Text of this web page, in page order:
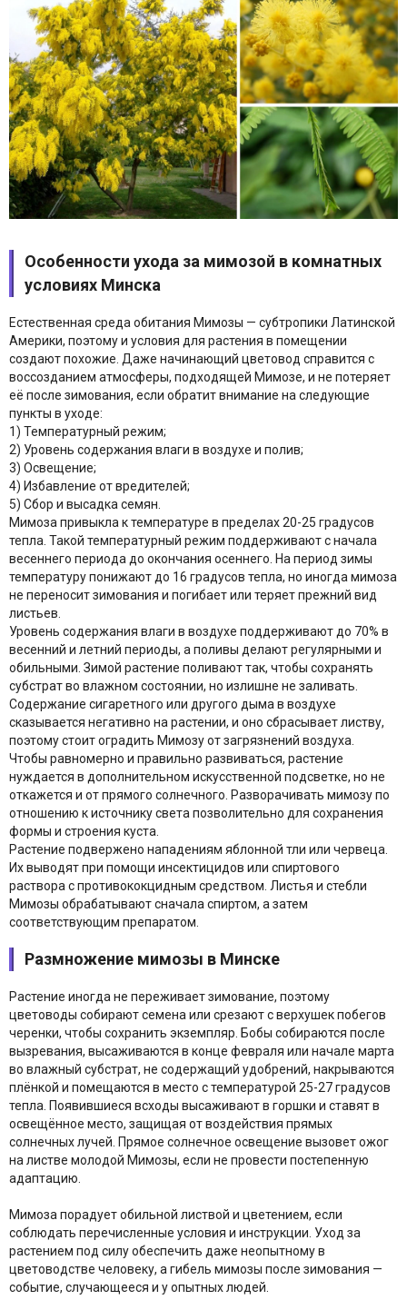
Особенности ухода за мимозой в комнатных
условиях Минска
Естественная среда обитания Мимозы — субтропики Латинской
Америки, поэтому и условия для растения в помещении
создают похожие. Даже начинающий цветовод справится с
воссозданием атмосферы, подходящей Мимозе, и не потеряет
её после зимования, если обратит внимание на следующие
пункты в уходе:
1) Температурный режим;
2) Уровень содержания влаги в воздухе и полив;
3) Освещение;
4) Избавление от вредителей;
5) Сбор и высадка семян.
Мимоза привыкла к температуре в пределах 20-25 градусов
тепла. Такой температурный режим поддерживают с начала
весеннего периода до окончания осеннего. На период зимы
температуру понижают до 16 градусов тепла, но иногда мимоза
не переносит зимования и погибает или теряет прежний вид
листьев.
Уровень содержания влаги в воздухе поддерживают до 70% в
весенний и летний периоды, а поливы делают регулярными и
обильными. Зимой растение поливают так, чтобы сохранять
субстрат во влажном состоянии, но излишне не заливать.
Содержание сигаретного или другого дыма в воздухе
сказывается негативно на растении, и оно сбрасывает листву,
поэтому стоит оградить Мимозу от загрязнений воздуха.
Чтобы равномерно и правильно развиваться, растение
нуждается в дополнительном искусственной подсветке, но не
откажется и от прямого солнечного. Разворачивать мимозу по
отношению к источнику света позволительно для сохранения
формы и строения куста.
Растение подвержено нападениям яблонной тли или червеца.
Их выводят при помощи инсектицидов или спиртового
раствора с противококцидным средством. Листья и стебли
Мимозы обрабатывают сначала спиртом, а затем
соответствующим препаратом.
Размножение мимозы в Минске
Растение иногда не переживает зимование, поэтому
цветоводы собирают семена или срезают с верхушек побегов
черенки, чтобы сохранить экземпляр. Бобы собираются после
вызревания, высаживаются в конце февраля или начале марта
во влажный субстрат, не содержащий удобрений, накрываются
плёнкой и помещаются в место с температурой 25-27 градусов
тепла. Появившиеся всходы высаживают в горшки и ставят в
освещённое место, защищая от воздействия прямых
солнечных лучей. Прямое солнечное освещение вызовет ожог
на листве молодой Мимозы, если не провести постепенную
адаптацию.
Мимоза порадует обильной листвой и цветением, если
соблюдать перечисленные условия и инструкции. Уход за
растением под силу обеспечить даже неопытному в
цветоводстве человеку, а гибель мимозы после зимования —
событие, случающееся и у опытных людей.